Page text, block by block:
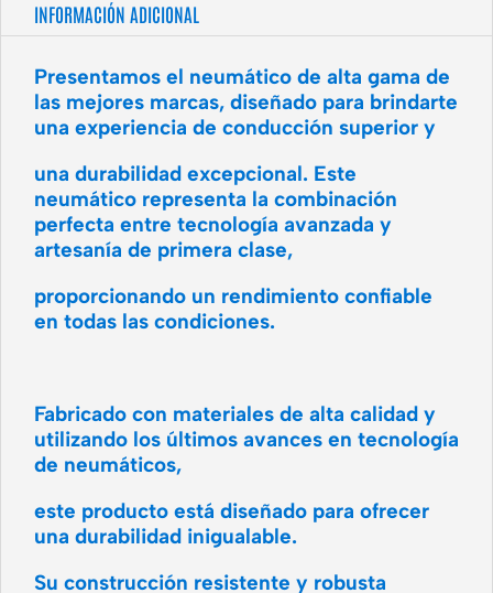
INFORMACIÓN ADICIONAL
Presentamos el neumático de alta gama de
las mejores marcas, diseñado para brindarte
una experiencia de conducción superior y
una durabilidad excepcional. Este
neumático representa la combinación
perfecta entre tecnología avanzada y
artesanía de primera clase,
proporcionando un rendimiento confiable
en todas las condiciones.
Fabricado con materiales de alta calidad y
utilizando los últimos avances en tecnología
de neumáticos,
este producto está diseñado para ofrecer
una durabilidad inigualable.
Su construcción resistente y robusta